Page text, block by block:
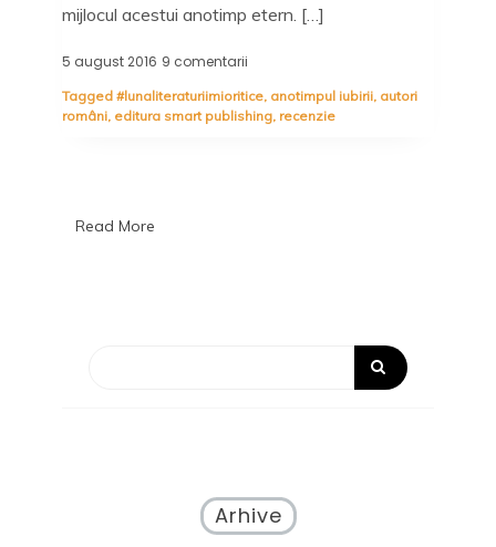
mijlocul acestui anotimp etern. […]
5 august 2016 9 comentarii
iubirii,
Rodica
Tagged #lunaliteraturiimioritice, anotimpul iubirii, autori
români, editura smart publishing, recenzie
Read More
Arhive